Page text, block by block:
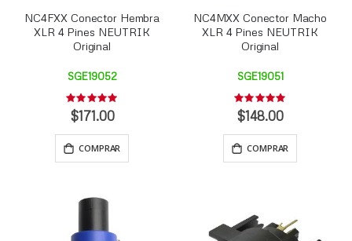
NC4FXX Conector Hembra
XLR 4 Pines NEUTRIK
Original
SGE19052
Rating:
0%
$171.00
COMPRAR
NC4MXX Conector Macho
XLR 4 Pines NEUTRIK
Original
SGE19051
Rating:
0%
$148.00
COMPRAR